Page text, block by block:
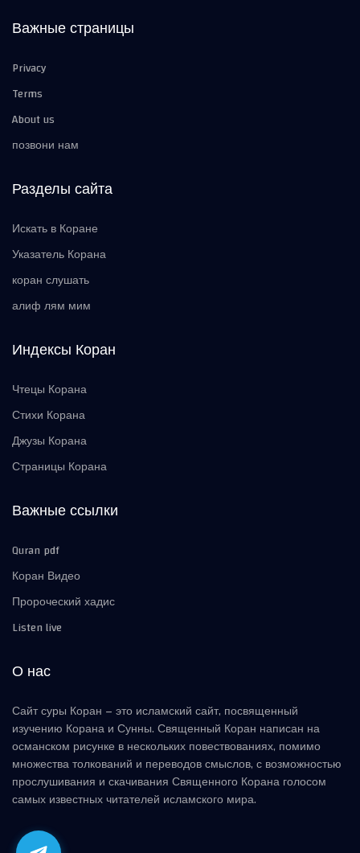
Важные страницы
Privacy
Terms
About us
позвони нам
Разделы сайта
Искать в Коране
Указатель Корана
коран слушать
алиф лям мим
Индексы Коран
Чтецы Корана
Стихи Корана
Джузы Корана
Страницы Корана
Важные ссылки
Quran pdf
Коран Видео
Пророческий хадис
Listen live
О нас
Сайт суры Коран – это исламский сайт, посвященный
изучению Корана и Сунны. Священный Коран написан на
османском рисунке в нескольких повествованиях, помимо
множества толкований и переводов смыслов, с возможностью
прослушивания и скачивания Священного Корана голосом
самых известных читателей исламского мира.